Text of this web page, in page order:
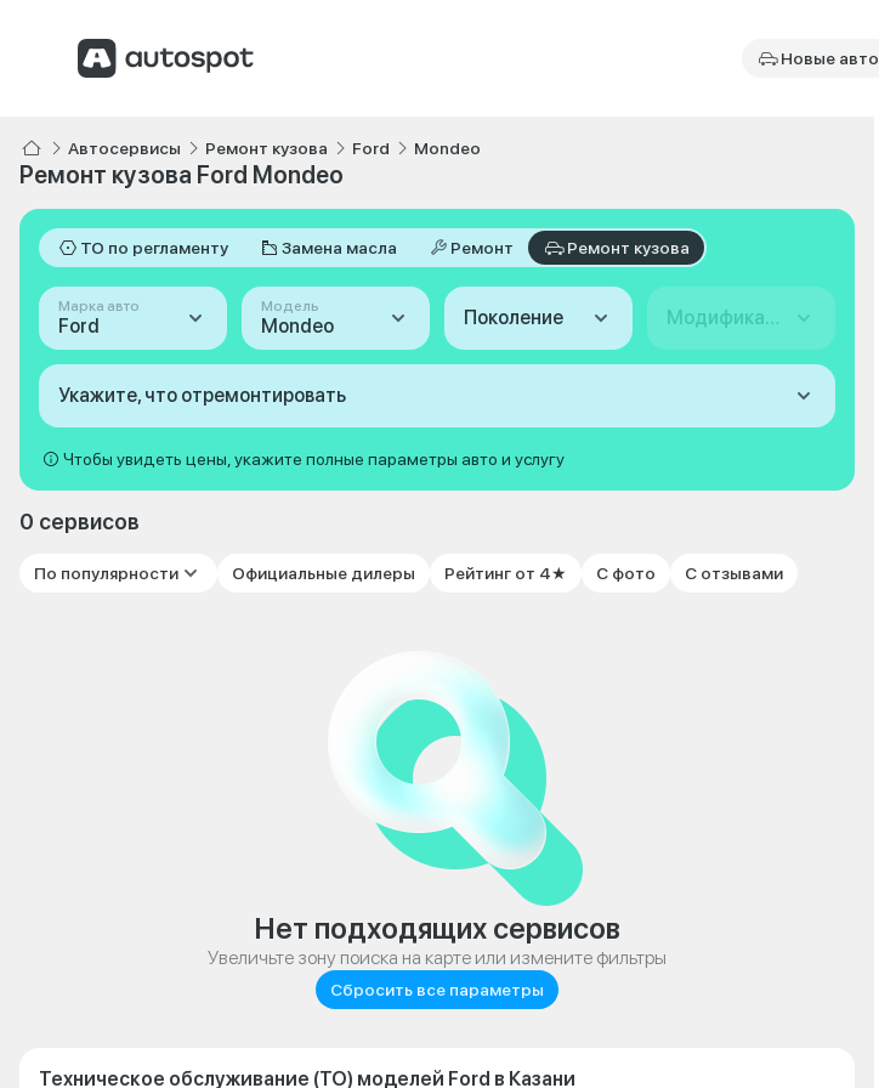
Новые авто
Автосервисы Ремонт кузова Ford Mondeo
Ремонт кузова Ford Mondeo
ТО по регламенту Замена масла Ремонт Ремонт кузова
Марка авто
Ford
Модель
Mondeo Поколение Модификация
Укажите, что отремонтировать
Чтобы увидеть цены, укажите полные параметры авто и услугу
0 сервисов
По популярности Официальные дилеры Рейтинг от 4★ С фото С отзывами
Нет подходящих сервисов
Увеличьте зону поиска на карте или измените фильтры
Сбросить все параметры
Техническое обслуживание (ТО) моделей Ford в Казани